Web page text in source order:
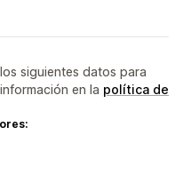
siguientes datos para
en la política de